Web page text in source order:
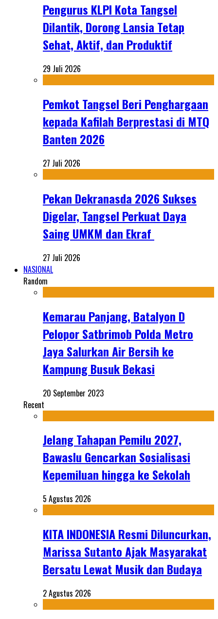
Pengurus KLPI Kota Tangsel
Dilantik, Dorong Lansia Tetap
Sehat, Aktif, dan Produktif
29 Juli 2026
Pemkot Tangsel Beri Penghargaan
kepada Kafilah Berprestasi di MTQ
Banten 2026
27 Juli 2026
Pekan Dekranasda 2026 Sukses
Digelar, Tangsel Perkuat Daya
Saing UMKM dan Ekraf
27 Juli 2026
NASIONAL
Random
Kemarau Panjang, Batalyon D
Pelopor Satbrimob Polda Metro
Jaya Salurkan Air Bersih ke
Kampung Busuk Bekasi
20 September 2023
Recent
Jelang Tahapan Pemilu 2027,
Bawaslu Gencarkan Sosialisasi
Kepemiluan hingga ke Sekolah
5 Agustus 2026
KITA INDONESIA Resmi Diluncurkan,
Marissa Sutanto Ajak Masyarakat
Bersatu Lewat Musik dan Budaya
2 Agustus 2026